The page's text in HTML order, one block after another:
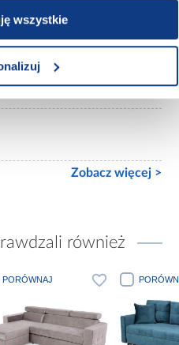
wszystkie
Zobacz więcej >
również
PORÓWNAJ